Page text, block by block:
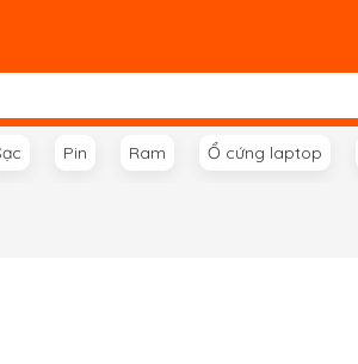
Pin Ram Ổ cứng laptop